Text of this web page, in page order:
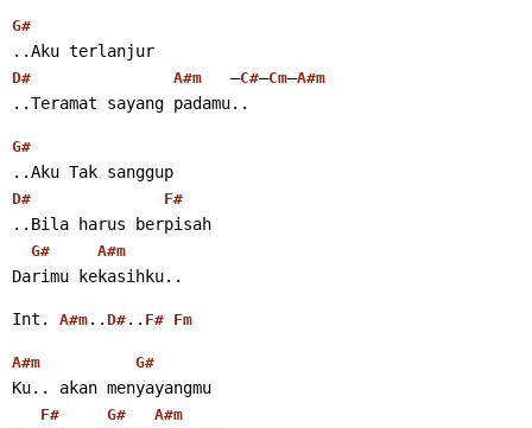
G#
..Aku terlanjur
D# A#m
   –
C#–Cm–A#m
..Teramat sayang padamu..
G#
..Aku Tak sanggup
D# F#
..Bila harus berpisah
G# A#m
Darimu kekasihku..
Int. A#m .. D# .. F# Fm
A#m G#
Ku.. akan menyayangmu
F# G# A#m